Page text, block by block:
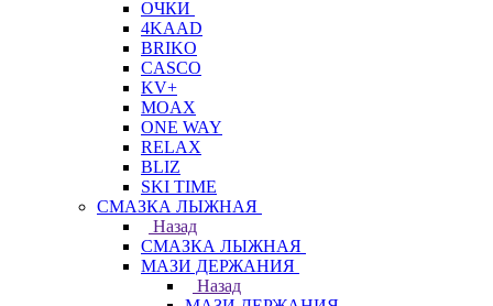
ОЧКИ
4KAAD
BRIKO
CASCO
KV+
MOAX
ONE WAY
RELAX
BLIZ
SKI TIME
СМАЗКА ЛЫЖНАЯ
Назад
СМАЗКА ЛЫЖНАЯ
МАЗИ ДЕРЖАНИЯ
Назад